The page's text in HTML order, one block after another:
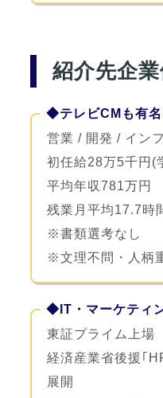
紹介先企業
◆テレビCMも有
営業 / 開発 / イン
初任給28万5千円(
平均年収781万円
残業月平均17.7時
※書類選考なし
※文理不問・人柄
◆IT・マーケティ
東証プライム上場
経済産業省後援｢
展開